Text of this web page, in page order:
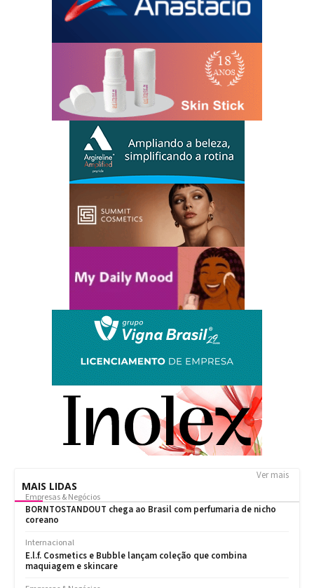
MAIS LIDAS
Ver mais